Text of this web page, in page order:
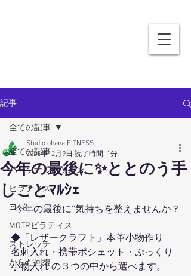
記事
全ての記事
パーソナルレッスン
ピラティス
ヨガ
MOTRピラティス
ストレッチ
からだ回復
全ての記事
今年の最後に✨ととのう手
しごとﾏﾙｼｪ
Studio ohana FITNESS
2025年12月9日 読了時間: 1分
‘‘今年の最後に‘‘気持ちを整えませんか？
◆「レザークラフト」本革小物作り
名刺入れ・携帯ポシェット・ぷっくり
小物入れ の３つの中から選べます。